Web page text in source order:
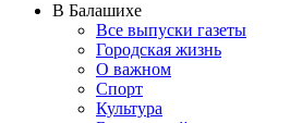
В Балашихе
Все выпуски газеты
Городская жизнь
О важном
Спорт
Культура